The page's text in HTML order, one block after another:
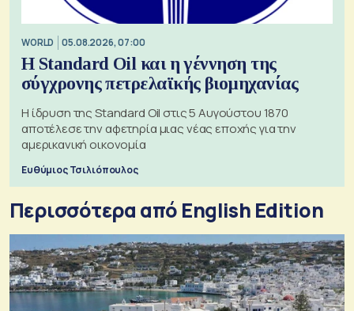
WORLD 05.08.2026, 07:00
Η Standard Oil και η γέννηση της
σύγχρονης πετρελαϊκής βιομηχανίας
Η ίδρυση της Standard Oil στις 5 Αυγούστου 1870
αποτέλεσε την αφετηρία μιας νέας εποχής για την
αμερικανική οικονομία
Ευθύμιος Τσιλιόπουλος
Περισσότερα από English Edition